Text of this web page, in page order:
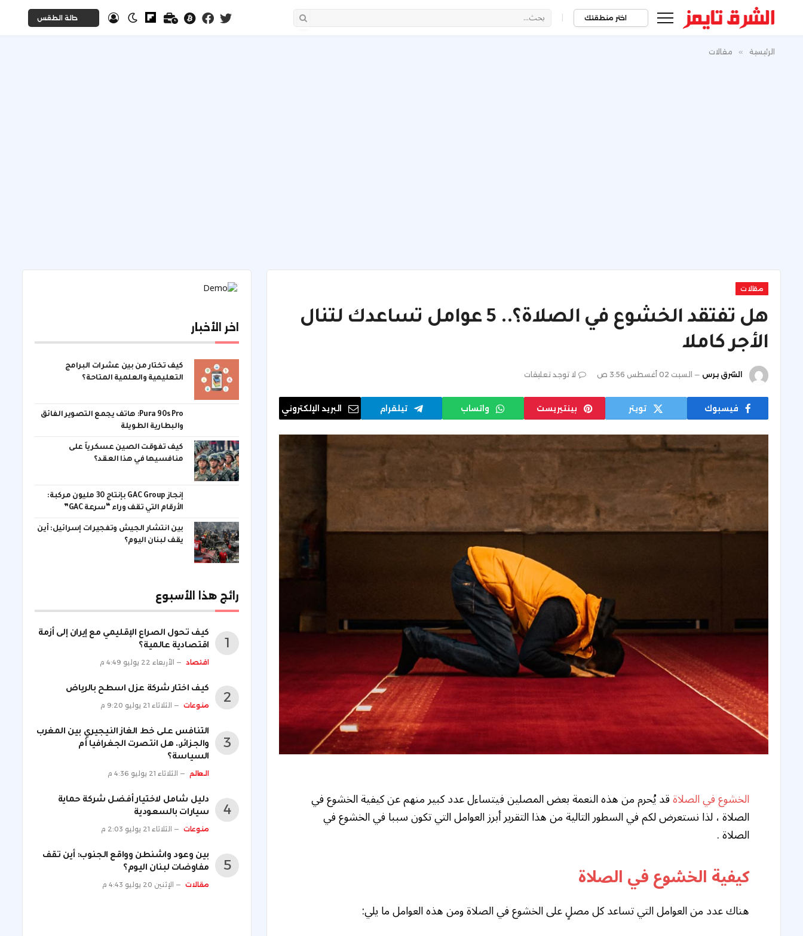
اختر منطقتك | حالة الطقس
الرئيسية » مقالات
مقالات
هل تفتقد الخشوع في الصلاة؟.. 5 عوامل تساعدك لتنال
الأجر كاملا
الشرق برس السبت 02 أغسطس 3:56 ص لا توجد تعليقات
فيسبوك تويتر بينتيريست واتساب تيلقرام البريد الإلكتروني
الخشوع في الصلاةقد يُحرم من هذه النعمة بعض المصلين فيتساءل عدد كبير منهم عن كيفية الخشوع في
الصلاة ، لذا نستعرض لكم في السطور التالية من هذا التقرير أبرز العوامل التي تكون سببا في الخشوع في
الصلاة .
كيفية الخشوع في الصلاة
هناك عدد من العوامل التي تساعد كل مصلٍ على الخشوع في الصلاة ومن هذه العوامل ما يلي:
اخر الأخبار
كيف تختار من بين عشرات البرامج
التعليمية والعلمية المتاحة؟
Pura 90s Pro: هاتف يجمع التصوير الفائق
والبطارية الطويلة
كيف تفوقت الصين عسكرياً على
منافسيها في هذا العقد؟
إنجاز GAC Group بإنتاج 30 مليون مركبة:
الأرقام التي تقف وراء “سرعة GAC”
بين انتشار الجيش وتفجيرات إسرائيل: أين
يقف لبنان اليوم؟
رائج هذا الأسبوع
كيف تحول الصراع الإقليمي مع إيران إلى أزمة
اقتصادية عالمية؟
اقتصاد الأربعاء 22 يوليو 4:49 م
كيف اختار شركة عزل اسطح بالرياض
منوعات الثلاثاء 21 يوليو 9:20 م
التنافس على خط الغاز النيجيري بين المغرب
والجزائر.. هل انتصرت الجغرافيا أم
السياسة؟
العالم الثلاثاء 21 يوليو 4:36 م
دليل شامل لاختيار أفضل شركة حماية
سيارات بالسعودية
منوعات الثلاثاء 21 يوليو 2:03 م
بين وعود واشنطن وواقع الجنوب: أين تقف
مفاوضات لبنان اليوم؟
مقالات الإثنين 20 يوليو 4:43 م